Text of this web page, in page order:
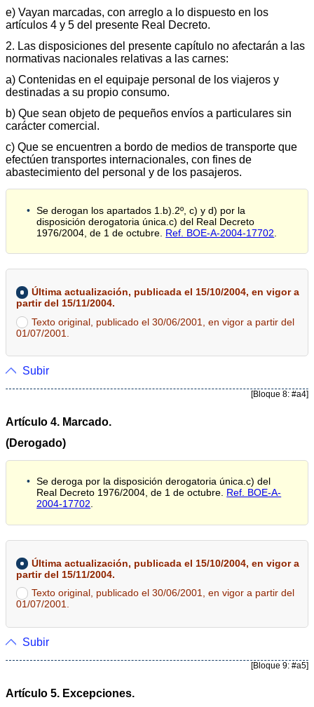
e) Vayan marcadas, con arreglo a lo dispuesto en los
artículos 4 y 5 del presente Real Decreto.
2. Las disposiciones del presente capítulo no afectarán a las
normativas nacionales relativas a las carnes:
a) Contenidas en el equipaje personal de los viajeros y
destinadas a su propio consumo.
b) Que sean objeto de pequeños envíos a particulares sin
carácter comercial.
c) Que se encuentren a bordo de medios de transporte que
efectúen transportes internacionales, con fines de
abastecimiento del personal y de los pasajeros.
Se derogan los apartados 1.b).2º, c) y d) por la
disposición derogatoria única.c) del Real Decreto
1976/2004, de 1 de octubre. Ref. BOE-A-2004-17702
Última actualización, publicada el 15/10/2004, en vigor a
partir del 15/11/2004.
Texto original, publicado el 30/06/2001, en vigor a partir del
01/07/2001.
Subir
[Bloque 8: #a4]
Artículo 4. Marcado.
(Derogado)
Se deroga por la disposición derogatoria única.c) del
Real Decreto 1976/2004, de 1 de octubre. Ref. BOE-A-
2004-17702
Última actualización, publicada el 15/10/2004, en vigor a
partir del 15/11/2004.
Texto original, publicado el 30/06/2001, en vigor a partir del
01/07/2001.
Subir
[Bloque 9: #a5]
Artículo 5. Excepciones.